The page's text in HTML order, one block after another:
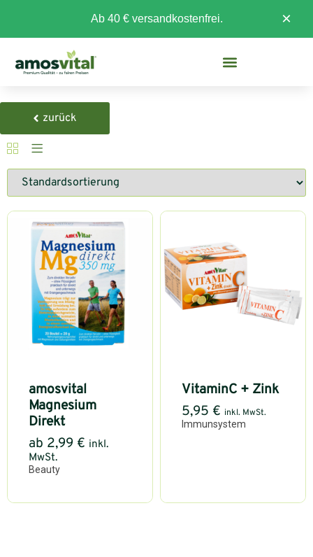
Ab 40 € versandkostenfrei. ×
zurück
Beauty
amosvital
Magnesium
Direkt
ab 2,99 € inkl.
MwSt.
Immunsystem
VitaminC + Zink
5,95 € inkl. MwSt.